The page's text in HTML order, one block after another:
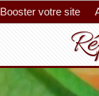
Booster votre site